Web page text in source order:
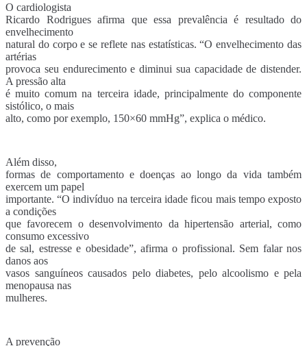
O cardiologista
Ricardo Rodrigues afirma que essa prevalência é resultado do
envelhecimento
natural do corpo e se reflete nas estatísticas. “O envelhecimento das
artérias
provoca seu endurecimento e diminui sua capacidade de distender.
A pressão alta
é muito comum na terceira idade, principalmente do componente
sistólico, o mais
alto, como por exemplo, 150×60 mmHg”, explica o médico.
Além disso,
formas de comportamento e doenças ao longo da vida também
exercem um papel
importante. “O indivíduo na terceira idade ficou mais tempo exposto
a condições
que favorecem o desenvolvimento da hipertensão arterial, como
consumo excessivo
de sal, estresse e obesidade”, afirma o profissional. Sem falar nos
danos aos
vasos sanguíneos causados pelo diabetes, pelo alcoolismo e pela
menopausa nas
mulheres.
A prevenção